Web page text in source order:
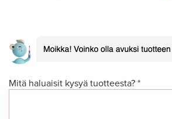
Mitä haluaisit kysyä tuotteesta? *